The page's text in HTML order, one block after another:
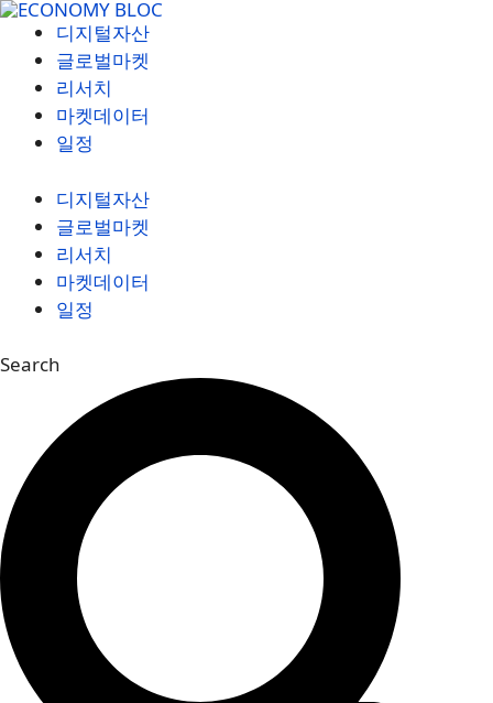
컨
디지털자산
글로벌마켓
리서치
마켓데이터
일정
디지털자산
글로벌마켓
리서치
마켓데이터
일정
Search